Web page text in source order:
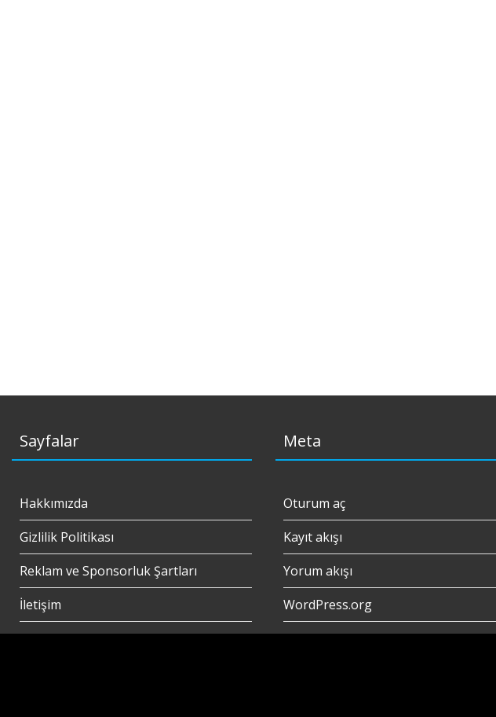
Sayfalar
Hakkımızda
Gizlilik Politikası
Reklam ve Sponsorluk Şartları
İletişim
Meta
Oturum aç
Kayıt akışı
Yorum akışı
WordPress.org